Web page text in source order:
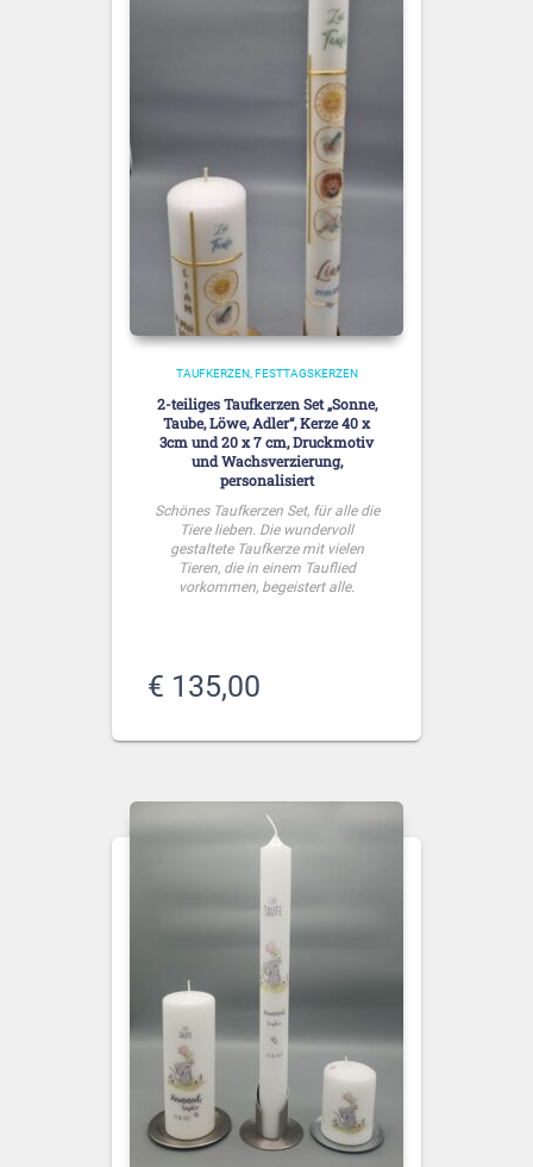
TAUFKERZEN FESTTAGSKERZEN
2-teiliges Taufkerzen Set „Sonne,
Taube, Löwe, Adler“, Kerze 40 x
3cm und 20 x 7 cm, Druckmotiv
und Wachsverzierung,
personalisiert
Schönes Taufkerzen Set, für alle die
Tiere lieben. Die wundervoll
gestaltete Taufkerze mit vielen
Tieren, die in einem Tauflied
vorkommen, begeistert alle.
€ 135,00